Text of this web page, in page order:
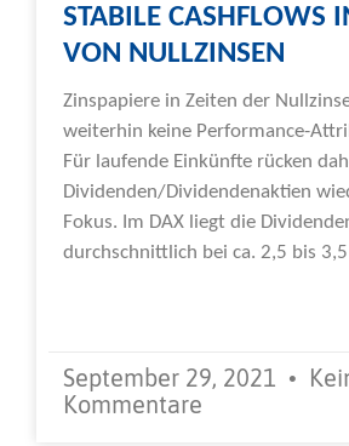
STABILE CASHFLOWS
VON NULLZINSEN
Zinspapiere in Zeiten der
weiterhin keine Performance-
Für laufende Einkünfte rücken
Dividenden/Dividendenaktien
Fokus. Im DAX liegt die
durchschnittlich bei ca. 2,5 bis
September 29, 2021
Kommentare